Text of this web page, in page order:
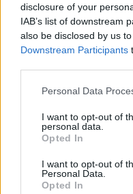
disclosure of your
IAB’s list of downstream
also be disclosed by us
Downstream Participants
Personal Data
I want to opt-out of
personal data.
Opted In
I want to opt-out of
Personal Data.
Opted In
2026. augusztus 09.,
Fejszékkel